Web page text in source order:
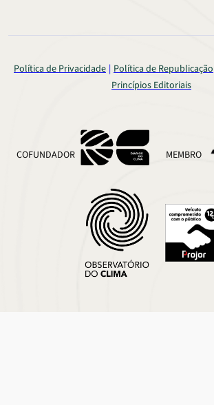
Política de Privacidade Política de Republicação
Princípios Editoriais
COFUNDADOR MEMBRO